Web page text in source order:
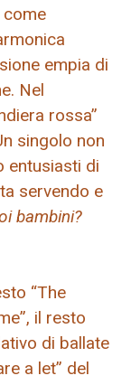
empia di
Nel
rossa”
singolo non
entusiasti di
servendo e
bambini?
“The
il resto
di ballate
a let” del